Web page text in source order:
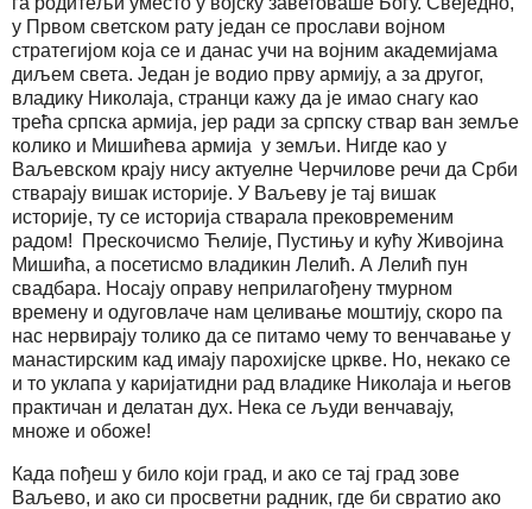
у Првом светском рату један се прослави војном
стратегијом која се и данас учи на војним академијама
диљем света. Један је водио прву армију, а за другог,
владику Николаја, странци кажу да је имао снагу као
трећа српска армија, јер ради за српску ствар ван земље
колико и Мишићева армија у земљи. Нигде као у
Ваљевском крају нису актуелне Черчилове речи да Срби
стварају вишак историје. У Ваљеву је тај вишак
историје, ту се историја стварала прековременим
радом! Прескочисмо Ћелије, Пустињу и кућу Живојина
Мишића, а посетисмо владикин Лелић. А Лелић пун
свадбара. Носају оправу неприлагођену тмурном
времену и одуговлаче нам целивање моштију, скоро па
нас нервирају толико да се питамо чему то венчавање у
манастирским кад имају парохијске цркве. Но, некако се
и то уклапа у каријатидни рад владике Николаја и његов
практичан и делатан дух. Нека се људи венчавају,
множе и обоже!
Када пођеш у било који град, и ако се тај град зове
Ваљево, и ако си просветни радник, где би свратио ако